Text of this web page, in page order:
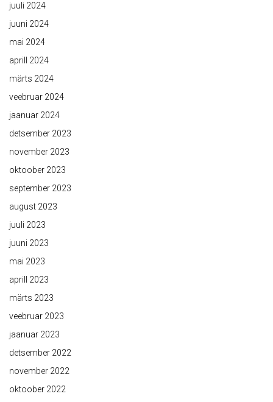
juuli 2024
juuni 2024
mai 2024
aprill 2024
märts 2024
veebruar 2024
jaanuar 2024
detsember 2023
november 2023
oktoober 2023
september 2023
august 2023
juuli 2023
juuni 2023
mai 2023
aprill 2023
märts 2023
veebruar 2023
jaanuar 2023
detsember 2022
november 2022
oktoober 2022